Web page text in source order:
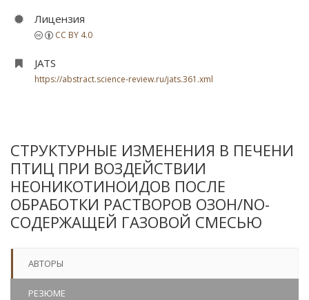
Лицензия
CC BY 4.0
JATS
https://abstract.science-review.ru/jats.361.xml
СТРУКТУРНЫЕ ИЗМЕНЕНИЯ В ПЕЧЕНИ
ПТИЦ ПРИ ВОЗДЕЙСТВИИ
НЕОНИКОТИНОИДОВ ПОСЛЕ
ОБРАБОТКИ РАСТВОРОВ ОЗОН/NO-
СОДЕРЖАЩЕЙ ГАЗОВОЙ СМЕСЬЮ
АВТОРЫ
РЕЗЮМЕ